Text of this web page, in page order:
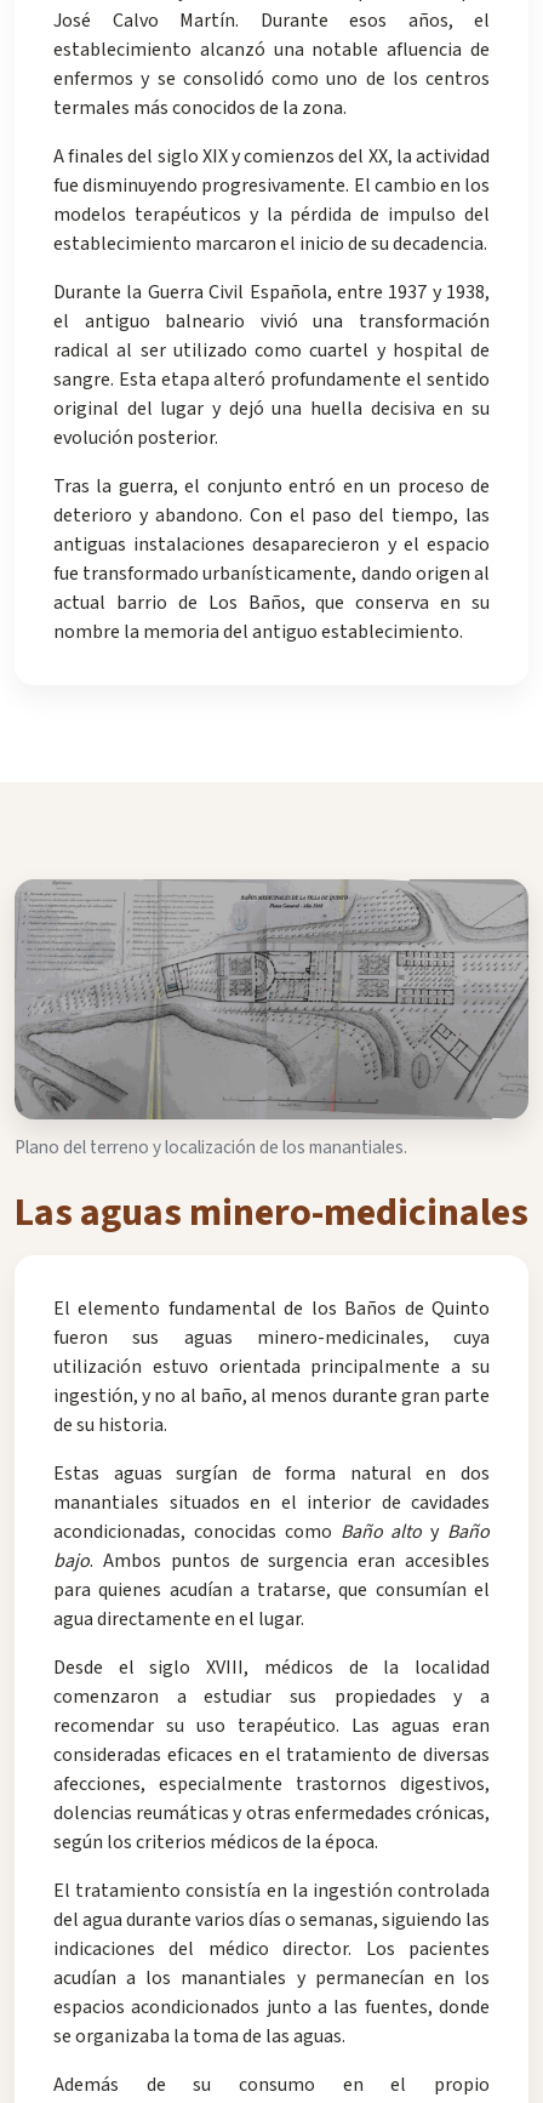
José Calvo Martín. Durante esos años, el
establecimiento alcanzó una notable afluencia de
enfermos y se consolidó como uno de los centros
termales más conocidos de la zona.
A finales del siglo XIX y comienzos del XX, la actividad
fue disminuyendo progresivamente. El cambio en los
modelos terapéuticos y la pérdida de impulso del
establecimiento marcaron el inicio de su decadencia.
Durante la Guerra Civil Española, entre 1937 y 1938,
el antiguo balneario vivió una transformación
radical al ser utilizado como cuartel y hospital de
sangre. Esta etapa alteró profundamente el sentido
original del lugar y dejó una huella decisiva en su
evolución posterior.
Tras la guerra, el conjunto entró en un proceso de
deterioro y abandono. Con el paso del tiempo, las
antiguas instalaciones desaparecieron y el espacio
fue transformado urbanísticamente, dando origen al
actual barrio de Los Baños, que conserva en su
nombre la memoria del antiguo establecimiento.
Plano del terreno y localización de los manantiales.
Las aguas minero-medicinales
El elemento fundamental de los Baños de Quinto
fueron sus aguas minero-medicinales, cuya
utilización estuvo orientada principalmente a su
ingestión, y no al baño, al menos durante gran parte
de su historia.
Estas aguas surgían de forma natural en dos
manantiales situados en el interior de cavidades
acondicionadas, conocidas como Baño alto y Baño
bajo. Ambos puntos de surgencia eran accesibles
para quienes acudían a tratarse, que consumían el
agua directamente en el lugar.
Desde el siglo XVIII, médicos de la localidad
comenzaron a estudiar sus propiedades y a
recomendar su uso terapéutico. Las aguas eran
consideradas eficaces en el tratamiento de diversas
afecciones, especialmente trastornos digestivos,
dolencias reumáticas y otras enfermedades crónicas,
según los criterios médicos de la época.
El tratamiento consistía en la ingestión controlada
del agua durante varios días o semanas, siguiendo las
indicaciones del médico director. Los pacientes
acudían a los manantiales y permanecían en los
espacios acondicionados junto a las fuentes, donde
se organizaba la toma de las aguas.
Además de su consumo en el propio